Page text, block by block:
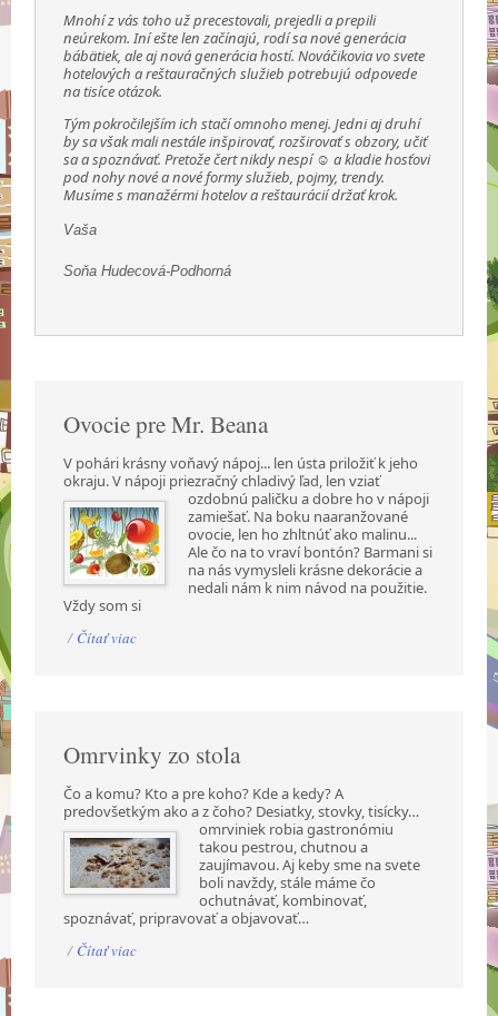
Mnohí z vás toho už precestovali, prejedli a prepili
neúrekom. Iní ešte len začínajú, rodí sa nové generácia
bábätiek, ale aj nová generácia hostí. Nováčikovia vo svete
hotelových a reštauračných služieb potrebujú odpovede
na tisíce otázok.
Tým pokročilejším ich stačí omnoho menej. Jedni aj druhí
by sa však mali nestále inšpirovať, rozširovať s obzory, učiť
sa a spoznávať. Pretože čert nikdy nespí ☺ a kladie hosťovi
pod nohy nové a nové formy služieb, pojmy, trendy.
Musíme s manažérmi hotelov a reštaurácií držať krok.
Vaša
Soňa Hudecová-Podhorná
Ovocie pre Mr. Beana
V pohári krásny voňavý nápoj... len ústa priložiť k jeho
okraju. V nápoji priezračný chladivý ľad, len vziať
ozdobnú paličku a dobre ho v nápoji
zamiešať. Na boku naaranžované
ovocie, len ho zhltnúť ako malinu...
Ale čo na to vraví bontón? Barmani si
na nás vymysleli krásne dekorácie a
nedali nám k nim návod na použitie.
Vždy som si
/ Čítať viac
Omrvinky zo stola
Čo a komu? Kto a pre koho? Kde a kedy? A
predovšetkým ako a z čoho? Desiatky, stovky,tisícky…
omrviniek robia gastronómiu
takou pestrou, chutnou a
zaujímavou. Aj keby sme na svete
boli navždy, stále máme čo
ochutnávať, kombinovať,
spoznávať, pripravovať a objavovať…
/ Čítať viac